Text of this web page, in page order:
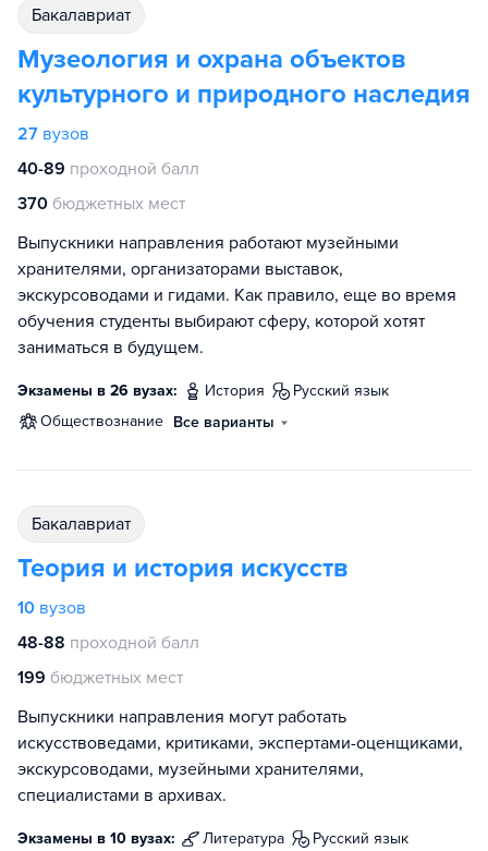
бакалавриат
Музеология и охрана объектов
культурного и природного наследия
27 вузов
40-89 проходной балл
370 бюджетных мест
Выпускники направления работают музейными
хранителями, организаторами выставок,
экскурсоводами и гидами. Как правило, еще во время
обучения студенты выбирают сферу, которой хотят
заниматься в будущем.
Экзамены в 26 вузах: история
русский язык
обществознание Все варианты
бакалавриат
Теория и история искусств
10 вузов
48-88 проходной балл
199 бюджетных мест
Выпускники направления могут работать
искусствоведами, критиками, экспертами-оценщиками,
экскурсоводами, музейными хранителями,
специалистами в архивах.
Экзамены в 10 вузах: литература
русский язык